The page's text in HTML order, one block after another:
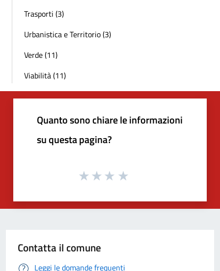
Trasporti (3)
Urbanistica e Territorio (3)
Verde (11)
Viabilità (11)
Quanto sono chiare le informazioni
su questa pagina?
Contatta il comune
Leggi le domande frequenti